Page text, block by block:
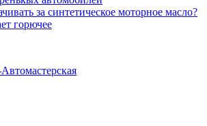
за синтетическое моторное масло?
горючее